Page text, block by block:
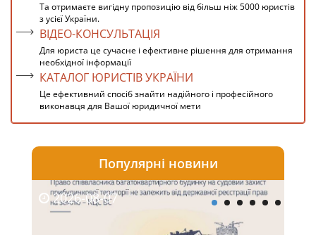
Та отримаєте вигідну пропозицію від більш ніж 5000 юристів
з усієї України.
ВІДЕО-КОНСУЛЬТАЦІЯ
Для юриста це сучасне і ефективне рішення для отримання
необхідної інформації
КАТАЛОГ ЮРИСТІВ УКРАЇНИ
Це ефективний спосіб знайти надійного і професійного
виконавця для Вашої юридичної мети
Популярні новини
2026-08-07